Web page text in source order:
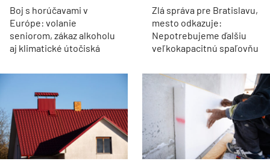
Boj s horúčavami v
Európe: volanie
seniorom, zákaz alkoholu
aj klimatické útočiská
Zlá správa pre Bratislavu,
mesto odkazuje:
Nepotrebujeme ďalšiu
veľkokapacitnú spaľovňu